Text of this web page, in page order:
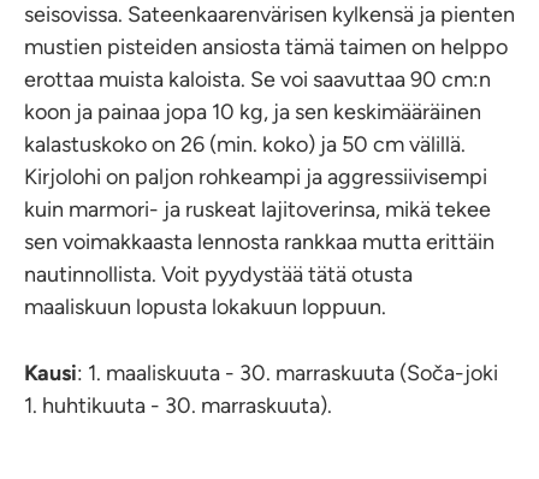
seisovissa. Sateenkaarenvärisen kylkensä ja pienten
mustien pisteiden ansiosta tämä taimen on helppo
erottaa muista kaloista. Se voi saavuttaa 90 cm:n
koon ja painaa jopa 10 kg, ja sen keskimääräinen
kalastuskoko on 26 (min. koko) ja 50 cm välillä.
Kirjolohi on paljon rohkeampi ja aggressiivisempi
kuin marmori- ja ruskeat lajitoverinsa, mikä tekee
sen voimakkaasta lennosta rankkaa mutta erittäin
nautinnollista. Voit pyydystää tätä otusta
maaliskuun lopusta lokakuun loppuun.
Kausi: 1. maaliskuuta - 30. marraskuuta (Soča-joki
1. huhtikuuta - 30. marraskuuta).